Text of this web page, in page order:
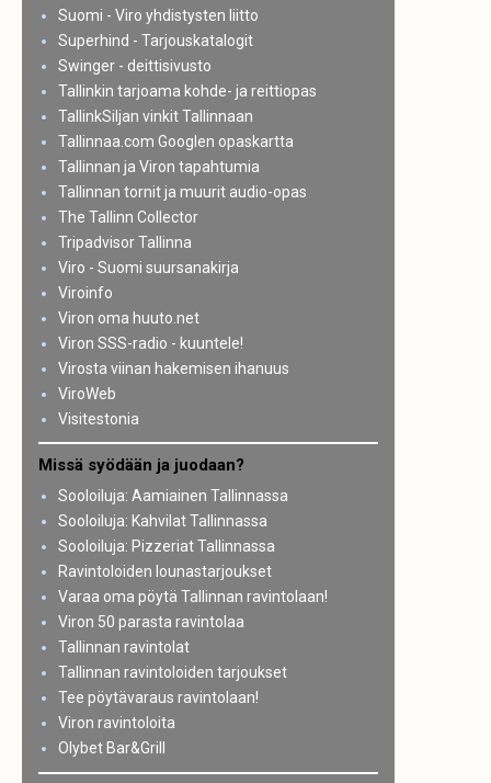
Suomi - Viro yhdistysten liitto
Superhind - Tarjouskatalogit
Swinger - deittisivusto
Tallinkin tarjoama kohde- ja reittiopas
TallinkSiljan vinkit Tallinnaan
Tallinnaa.com Googlen opaskartta
Tallinnan ja Viron tapahtumia
Tallinnan tornit ja muurit audio-opas
The Tallinn Collector
Tripadvisor Tallinna
Viro - Suomi suursanakirja
Viroinfo
Viron oma huuto.net
Viron SSS-radio - kuuntele!
Virosta viinan hakemisen ihanuus
ViroWeb
Visitestonia
Missä syödään ja juodaan?
Sooloiluja: Aamiainen Tallinnassa
Sooloiluja: Kahvilat Tallinnassa
Sooloiluja: Pizzeriat Tallinnassa
Ravintoloiden lounastarjoukset
Varaa oma pöytä Tallinnan ravintolaan!
Viron 50 parasta ravintolaa
Tallinnan ravintolat
Tallinnan ravintoloiden tarjoukset
Tee pöytävaraus ravintolaan!
Viron ravintoloita
Olybet Bar&Grill